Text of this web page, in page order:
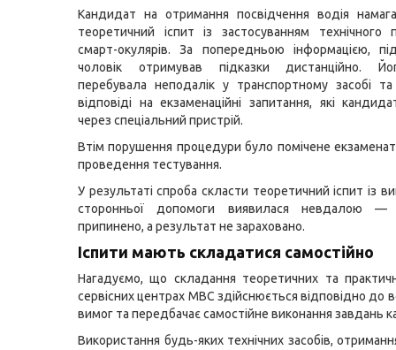
Кандидат на отримання посвідчення водія
теоретичний іспит із застосуванням
смарт-окулярів. За попередньою інформацією,
чоловік отримував підказки дистанційно.
перебувала неподалік у транспортному засобі
відповіді на екзаменаційні запитання, які
через спеціальний пристрій.
Втім порушення процедури було помічене
проведення тестування.
У результаті спроба скласти теоретичний іспит із
сторонньої допомоги виявилася невдалою —
припинено, а результат не зараховано.
Іспити мають складатися самостійно
Нагадуємо, що складання теоретичних та
сервісних центрах МВС здійснюється відповідно до
вимог та передбачає самостійне виконання завдань
Використання будь-яких технічних засобів,